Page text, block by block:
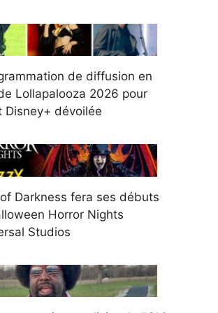
de diffusion en
Lollapalooza 2026 pour
Disney+ dévoilée
Darkness fera ses débuts
Horror Nights
Studios